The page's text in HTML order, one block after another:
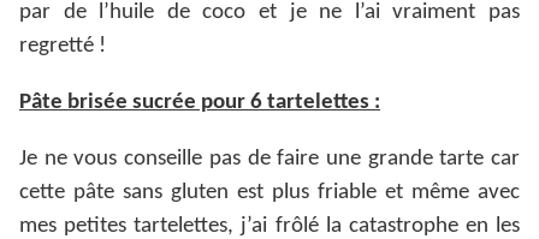
par de l’huile de coco et je ne l’ai vraiment pas
regretté !
Pâte brisée sucrée pour 6 tartelettes :
Je ne vous conseille pas de faire une grande tarte car
cette pâte sans gluten est plus friable et même avec
mes petites tartelettes, j’ai frôlé la catastrophe en les